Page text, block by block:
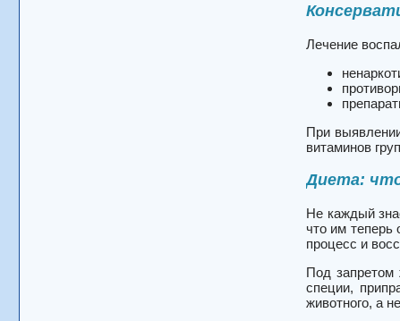
Лечение
При
витаминов
Диета:
Не каждый
что им теперь
процесс и
Под запретом
специи,
животного, а